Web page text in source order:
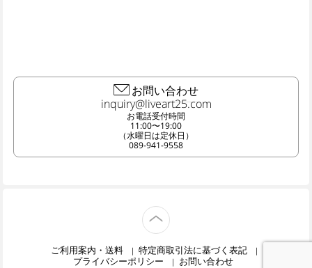
お問い合わせ
お電話受付時間
11:00〜19:00
（水曜日は定休日）
089-941-9558
ご利用案内・送料
特定商取引法に基づく表記
プライバシーポリシー
お問い合わせ